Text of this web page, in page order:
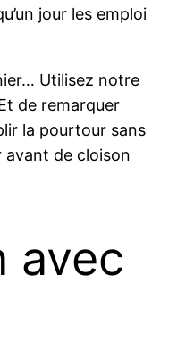
jour les emploi
Utilisez notre
de remarquer
la pourtour sans
avant de cloison
avec